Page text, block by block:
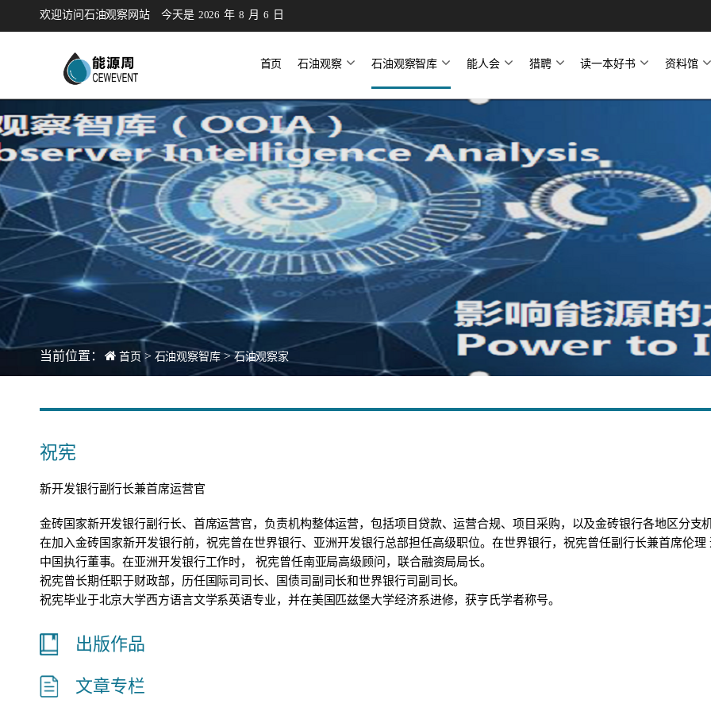
欢迎访问石油观察网站 今天是 2026 年 8 月 6 日
首页 石油观察
微信公众号
研究咨询
会议会展
猎聘
培训
新闻
公告
石油观察智库
石油观察智库简介
石油观察家
俄罗斯中亚研究中心
天然气研究中心
图件中心
定制报告与图件
能人会
能人会简介
中国能源周
私享会
公开课
猎聘
猎聘简介
猎聘职位
读一本好书
读一本好书简介
好书推荐—专业报告
好书推荐—图件
好书推荐—炼化储运
好书推荐—勘探开发
好书推荐—石油财经
好书推荐—页岩气专场
资料馆
文章
图件
文件
报告
资料目
当前位置： 首页> 石油观察智库>石油观察家
祝宪
新开发银行副行长兼首席运营官
金砖国家新开发银行副行长、首席运营官，负责机构整体运营，包括项目贷款、运营合规、项目采购，以及金砖银行各地区分支
在加入金砖国家新开发银行前，祝宪曾在世界银行、亚洲开发银行总部担任高级职位。在世界银行，祝宪曾任副行长兼首席伦
中国执行董事。在亚洲开发银行工作时， 祝宪曾任南亚局高级顾问，联合融资局局长。
祝宪曾长期任职于财政部，历任国际司司长、国债司副司长和世界银行司副司长。
祝宪毕业于北京大学西方语言文学系英语专业，并在美国匹兹堡大学经济系进修，获亨氏学者称号。
出版作品
文章专栏